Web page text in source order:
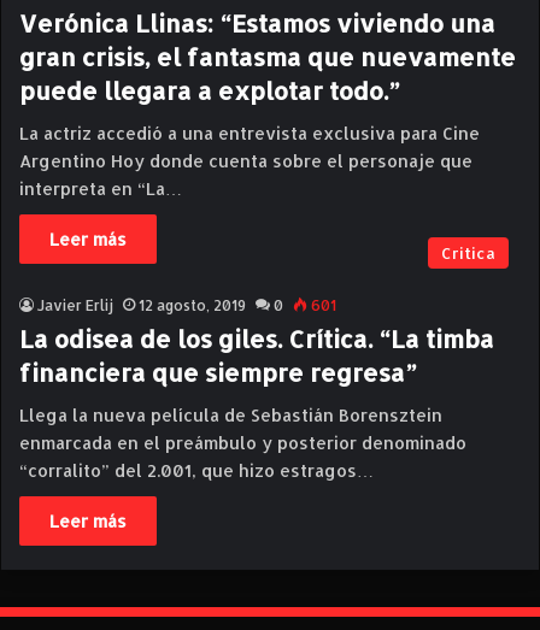
Verónica Llinas: “Estamos viviendo una
gran crisis, el fantasma que nuevamente
puede llegara a explotar todo.”
La actriz accedió a una entrevista exclusiva para Cine
Argentino Hoy donde cuenta sobre el personaje que
interpreta en “La…
Leer más
Critica
Javier Erlij 12 agosto, 2019 0 601
La odisea de los giles. Crítica. “La timba
financiera que siempre regresa”
Llega la nueva película de Sebastián Borensztein
enmarcada en el preámbulo y posterior denominado
“corralito” del 2.001, que hizo estragos…
Leer más